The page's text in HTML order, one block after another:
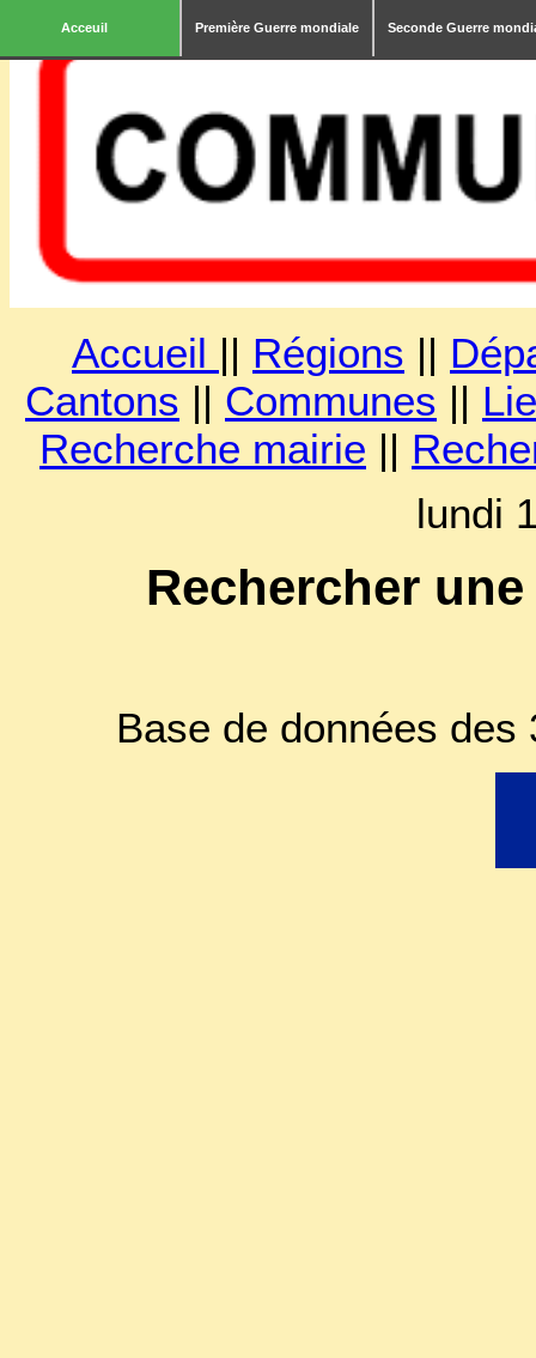
Acceuil Première Guerre mondiale Seconde Guerre
Accueil || Régions ||
Cantons || Communes ||
Recherche mairie ||
lundi
Rechercher
Base de données